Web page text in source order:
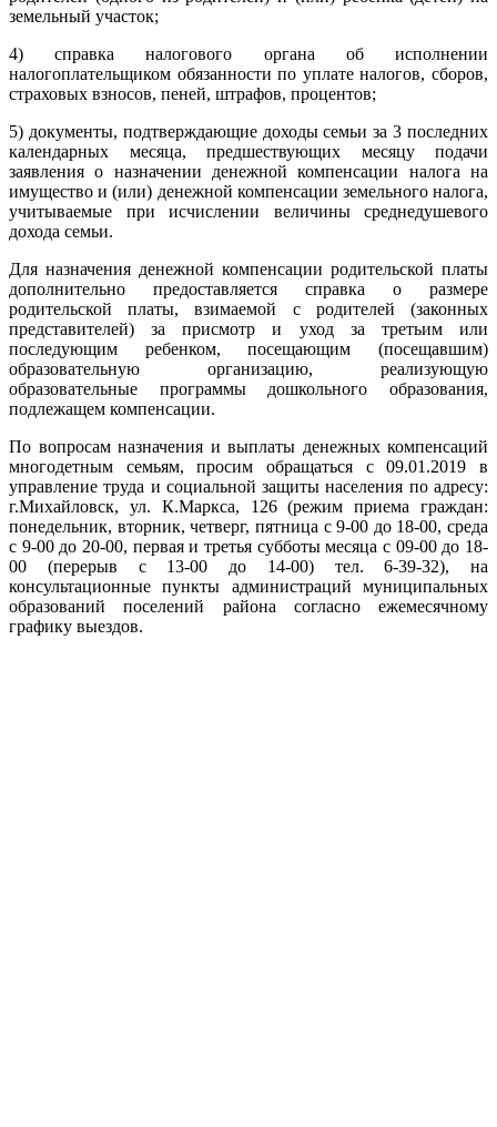
земельный участок;
4) справка налогового органа об исполнении
налогоплательщиком обязанности по уплате налогов, сборов,
страховых взносов, пеней, штрафов, процентов;
5) документы, подтверждающие доходы семьи за 3 последних
календарных месяца, предшествующих месяцу подачи
заявления о назначении денежной компенсации налога на
имущество и (или) денежной компенсации земельного налога,
учитываемые при исчислении величины среднедушевого
дохода семьи.
Для назначения денежной компенсации родительской платы
дополнительно предоставляется справка о размере
родительской платы, взимаемой с родителей (законных
представителей) за присмотр и уход за третьим или
последующим ребенком, посещающим (посещавшим)
образовательную организацию, реализующую
образовательные программы дошкольного образования,
подлежащем компенсации.
По вопросам назначения и выплаты денежных компенсаций
многодетным семьям, просим обращаться с 09.01.2019 в
управление труда и социальной защиты населения по адресу:
г.Михайловск, ул. К.Маркса, 126 (режим приема граждан:
понедельник, вторник, четверг, пятница с 9-00 до 18-00, среда
с 9-00 до 20-00, первая и третья субботы месяца с 09-00 до 18-
00 (перерыв с 13-00 до 14-00) тел. 6-39-32), на
консультационные пункты администраций муниципальных
образований поселений района согласно ежемесячному
графику выездов.